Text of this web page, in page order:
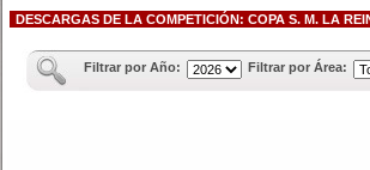
DESCARGAS DE LA COMPETICIÓN: COPA S. M. LA
Filtrar por Año: Filtrar por Área: